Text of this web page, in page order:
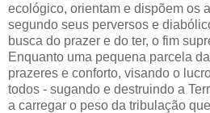
ecológico, orientam e dispõem os
segundo seus perversos e
busca do prazer e do ter, o fim
Enquanto uma pequena parcela
prazeres e conforto, visando o
todos - sugando e destruindo a
a carregar o peso da tribulação